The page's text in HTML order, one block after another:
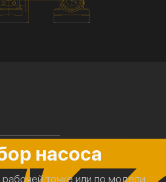
насоса
точке или по модели